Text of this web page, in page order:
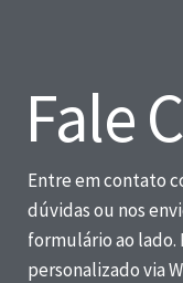
Fale
Entre em contato
dúvidas ou nos
formulário ao
personalizado via